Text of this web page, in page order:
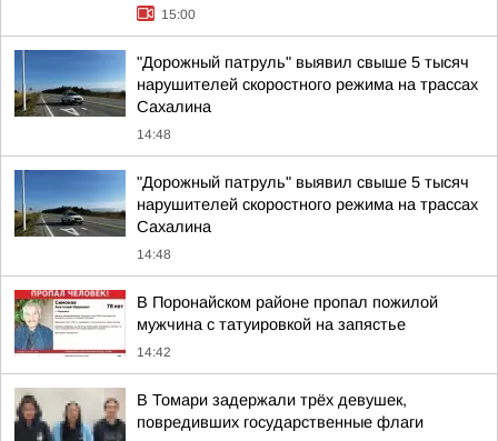
15:00
"Дорожный патруль" выявил свыше 5 тысяч
нарушителей скоростного режима на трассах
Сахалина
14:48
"Дорожный патруль" выявил свыше 5 тысяч
нарушителей скоростного режима на трассах
Сахалина
14:48
В Поронайском районе пропал пожилой
мужчина с татуировкой на запястье
14:42
В Томари задержали трёх девушек,
повредивших государственные флаги